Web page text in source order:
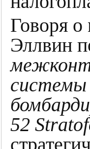
Говоря
Эллвин
системы
52